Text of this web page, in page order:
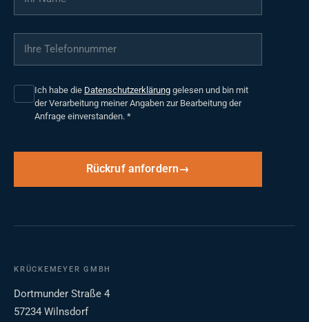
Ihre Telefonnummer
Ich habe die Datenschutzerklärung gelesen und bin mit
der Verarbeitung meiner Angaben zur Bearbeitung der
Anfrage einverstanden. *
Rückruf anfordern
KRÜCKEMEYER GMBH
Dortmunder Straße 4
57234 Wilnsdorf